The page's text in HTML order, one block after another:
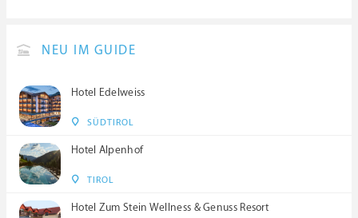
NEU IM GUIDE
Hotel Edelweiss
SÜDTIROL
Hotel Alpenhof
TIROL
Hotel Zum Stein Wellness & Genuss Resort